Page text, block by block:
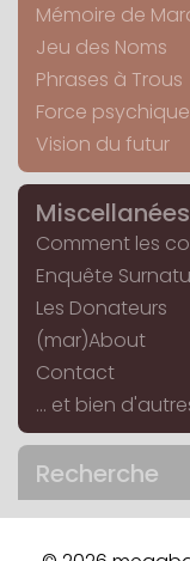
Mémoire de
Jeu des Noms
Phrases à Trous
Force psychique
Vision du futur
Miscellanées
Comment les
Enquête
Les Donateurs
(mar)About
Contact
... et bien
Recherche